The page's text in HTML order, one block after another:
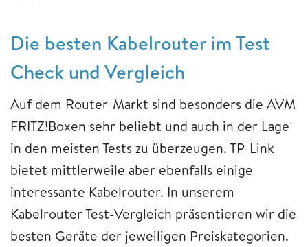
Die besten Kabelrouter im Test
Check und Vergleich
Auf dem Router-Markt sind besonders die AVM
FRITZ!Boxen sehr beliebt und auch in der Lage
in den meisten Tests zu überzeugen. TP-Link
bietet mittlerweile aber ebenfalls einige
interessante Kabelrouter. In unserem
Kabelrouter Test-Vergleich präsentieren wir die
besten Geräte der jeweiligen Preiskategorien.